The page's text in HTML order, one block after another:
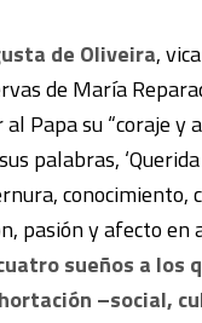
de Oliveira, v
de María
Papa su “coraje y
palabras,
conocimiento,
pasión y afecto en
sueños a los
–social,